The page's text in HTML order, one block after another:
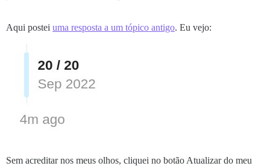
Aqui postei uma resposta a um tópico antigo. Eu vejo:
Sem acreditar nos meus olhos, cliquei no botão Atualizar do meu